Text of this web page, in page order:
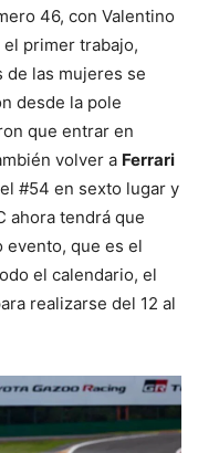
46, con Valentino
primer trabajo,
de las mujeres se
desde la pole
que entrar en
volver a Ferrari
#54 en sexto lugar y
ahora tendrá que
evento, que es el
el calendario, el
realizarse del 12 al